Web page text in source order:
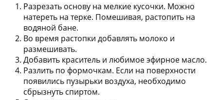
Разрезать основу на мелкие кусочки. Можно
натереть на терке. Помешивая, растопить на
водяной бане.
Во время растопки добавлять молоко и
размешивать.
Добавить краситель и любимое эфирное масло.
Разлить по формочкам. Если на поверхности
появились пузырьки воздуха, необходимо
сбрызнуть спиртом.